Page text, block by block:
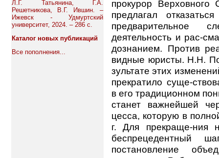
Л.Г. Татьянина, Г.А.
Решетникова, В.Г. Ившин. –
Ижевск - Удмуртский
университет, 2024. – 286 с.
Каталог новых публикаций
Все пополнения...
прокурор
предлагал
предварительное
деятельность и рас-
дознанием. Против
видные юристы. Н.Н.
зультате этих
прекратило суще-
в его традиционном
станет важнейшей
цесса, которую в
г. Для прекраще-ния
беспрецедентный
постановление